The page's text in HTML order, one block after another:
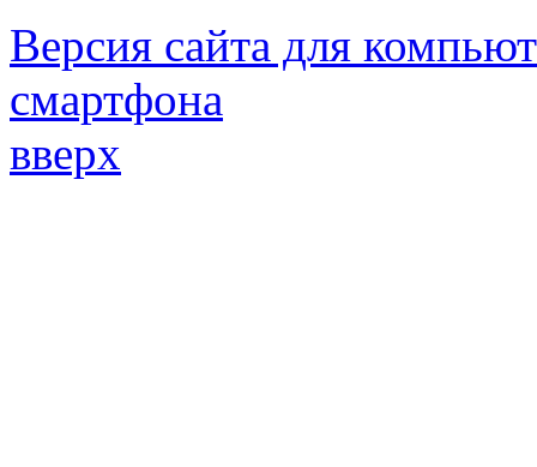
Версия сайта для
смартфона
вверх